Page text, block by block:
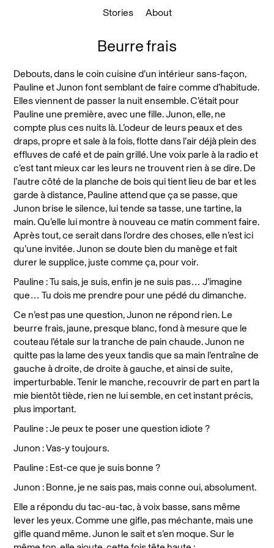
Stories About
Beurre frais
Debouts, dans le coin cuisine d’un intérieur sans-façon,
Pauline et Junon font semblant de faire comme d’habitude.
Elles viennent de passer la nuit ensemble. C’était pour
Pauline une première, avec une fille. Junon, elle, ne
compte plus ces nuits là. L’odeur de leurs peaux et des
draps, propre et sale à la fois, flotte dans l’air déjà plein des
effluves de café et de pain grillé. Une voix parle à la radio et
c’est tant mieux car les leurs ne trouvent rien à se dire. De
l’autre côté de la planche de bois qui tient lieu de bar et les
garde à distance, Pauline attend que ça se passe, que
Junon brise le silence, lui tende sa tasse, une tartine, la
main. Qu’elle lui montre à nouveau ce matin comment faire.
Après tout, ce serait dans l’ordre des choses, elle n’est ici
qu’une invitée. Junon se doute bien du manège et fait
durer le supplice, juste comme ça, pour voir.
Pauline : Tu sais, je suis, enfin je ne suis pas… J’imagine
que… Tu dois me prendre pour une pédé du dimanche.
Ce n’est pas une question, Junon ne répond rien. Le
beurre frais, jaune, presque blanc, fond à mesure que le
couteau l’étale sur la tranche de pain chaude. Junon ne
quitte pas la lame des yeux tandis que sa main l’entraîne de
gauche à droite, de droite à gauche, et ainsi de suite,
imperturbable. Tenir le manche, recouvrir de part en part la
mie bientôt tiède, rien ne lui semble, en cet instant précis,
plus important.
Pauline : Je peux te poser une question idiote ?
Junon : Vas-y toujours.
Pauline : Est-ce que je suis bonne ?
Junon : Bonne, je ne sais pas, mais conne oui, absolument.
Elle a répondu du tac-au-tac, à voix basse, sans même
lever les yeux. Comme une gifle, pas méchante, mais une
gifle quand même. Junon le sait et s’en moque. Sur le